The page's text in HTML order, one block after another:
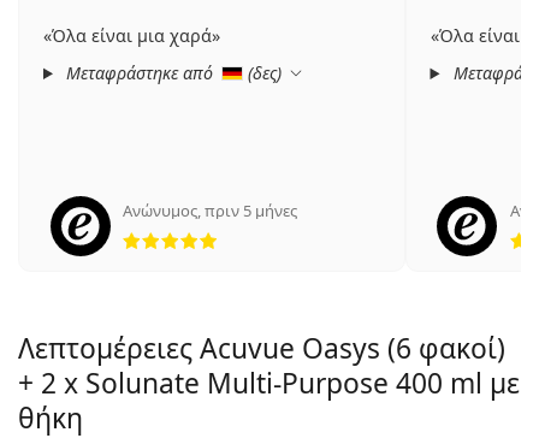
Όλα είναι μια χαρά
Μεταφράστηκε από
(δες)
Ανώνυμος,πριν 5 μήνες
5 αξιολογήσεις από 5
Όλα είναι
Λεπτομέρειες Acuvue Oasys (6 φακοί)
+ 2 x Solunate Multi-Purpose 400 ml με
θήκη